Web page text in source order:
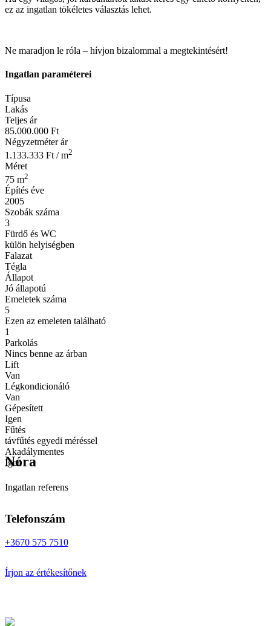
ez az ingatlan tökéletes választás lehet.
Ne maradjon le róla – hívjon bizalommal a megtekintésért!
Ingatlan paraméterei
Típusa
Lakás
Teljes ár
85.000.000 Ft
Négyzetméter ár
1.133.333 Ft / m2
Méret
75 m2
Építés éve
2005
Szobák száma
3
Fürdő és WC
külön helyiségben
Falazat
Tégla
Állapot
Jó állapotú
Emeletek száma
5
Ezen az emeleten található
1
Parkolás
Nincs benne az árban
Lift
Van
Légkondicionáló
Van
Gépesített
Igen
Fűtés
távfűtés egyedi méréssel
Akadálymentes
Igen
Nóra
Ingatlan referens
Telefonszám
+3670 575 7510
Írjon az értékesítőnek